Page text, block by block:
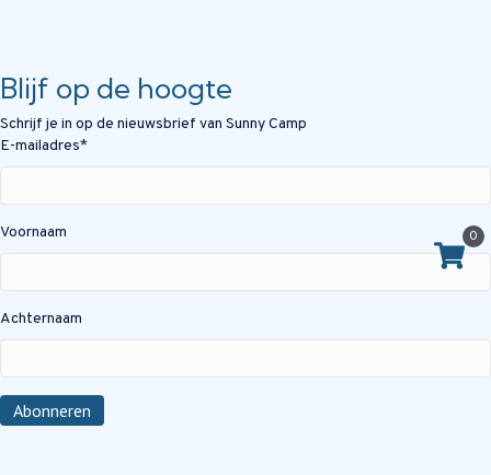
Blijf op de hoogte
Schrijf je in op de nieuwsbrief van Sunny Camp
E-mailadres*
Voornaam
Achternaam
Abonneren
0